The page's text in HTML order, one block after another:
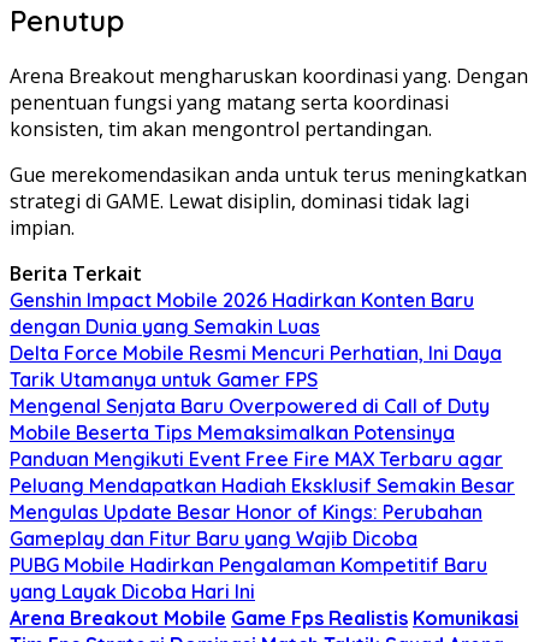
Penutup
Arena Breakout mengharuskan koordinasi yang. Dengan
penentuan fungsi yang matang serta koordinasi
konsisten, tim akan mengontrol pertandingan.
Gue merekomendasikan anda untuk terus meningkatkan
strategi di GAME. Lewat disiplin, dominasi tidak lagi
impian.
Berita Terkait
Genshin Impact Mobile 2026 Hadirkan Konten Baru
dengan Dunia yang Semakin Luas
Delta Force Mobile Resmi Mencuri Perhatian, Ini Daya
Tarik Utamanya untuk Gamer FPS
Mengenal Senjata Baru Overpowered di Call of Duty
Mobile Beserta Tips Memaksimalkan Potensinya
Panduan Mengikuti Event Free Fire MAX Terbaru agar
Peluang Mendapatkan Hadiah Eksklusif Semakin Besar
Mengulas Update Besar Honor of Kings: Perubahan
Gameplay dan Fitur Baru yang Wajib Dicoba
PUBG Mobile Hadirkan Pengalaman Kompetitif Baru
yang Layak Dicoba Hari Ini
Arena Breakout Mobile Game Fps Realistis Komunikasi